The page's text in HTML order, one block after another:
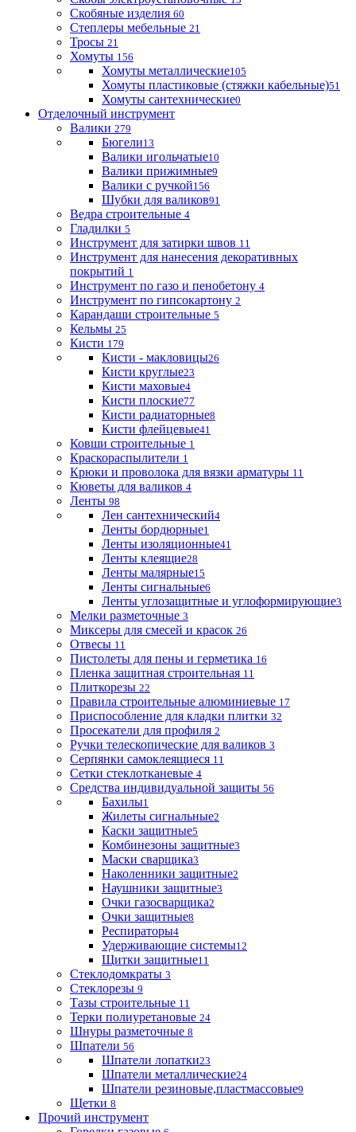
Скобяные изделия 60
Степлеры мебельные 21
Тросы 21
Хомуты 156
Хомуты металлические105
Хомуты пластиковые (стяжки кабельные)51
Хомуты сантехнические0
Отделочный инструмент
Валики 279
Бюгели13
Валики игольчатые10
Валики прижимные9
Валики с ручкой156
Шубки для валиков91
Ведра строительные 4
Гладилки 5
Инструмент для затирки швов 11
Инструмент для нанесения декоративных
покрытий 1
Инструмент по газо и пенобетону 4
Инструмент по гипсокартону 2
Карандаши строительные 5
Кельмы 25
Кисти 179
Кисти - макловицы26
Кисти круглые23
Кисти маховые4
Кисти плоские77
Кисти радиаторные8
Кисти флейцевые41
Ковши строительные 1
Краскораспылители 1
Крюки и проволока для вязки арматуры 11
Кюветы для валиков 4
Ленты 98
Лен сантехнический4
Ленты бордюрные1
Ленты изоляционные41
Ленты клеящие28
Ленты малярные15
Ленты сигнальные6
Ленты углозащитные и углоформирующие3
Мелки разметочные 3
Миксеры для смесей и красок 26
Отвесы 11
Пистолеты для пены и герметика 16
Пленка защитная строительная 11
Плиткорезы 22
Правила строительные алюминиевые 17
Приспособление для кладки плитки 32
Просекатели для профиля 2
Ручки телескопические для валиков 3
Серпянки самоклеящиеся 11
Сетки стеклотканевые 4
Средства индивидуальной защиты 56
Бахилы1
Жилеты сигнальные2
Каски защитные5
Комбинезоны защитные3
Маски сварщика3
Наколенники защитные2
Наушники защитные3
Очки газосварщика2
Очки защитные8
Респираторы4
Удерживающие системы12
Щитки защитные11
Стеклодомкраты 3
Стеклорезы 9
Тазы строительные 11
Терки полиуретановые 24
Шнуры разметочные 8
Шпатели 56
Шпатели лопатки23
Шпатели металлические24
Шпатели резиновые,пластмассовые9
Щетки 8
Прочий инструмент